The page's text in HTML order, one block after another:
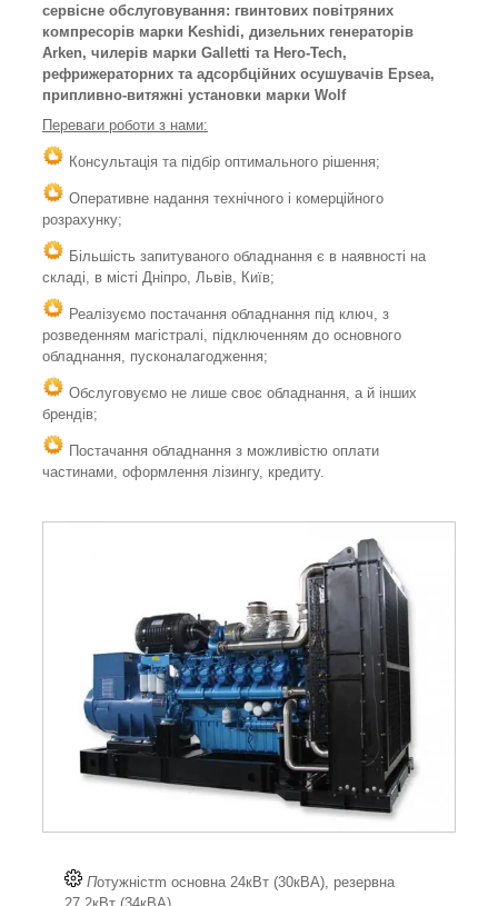
сервісне обслуговування: гвинтових повітряних
компресорів марки Keshidi, дизельних генераторів
Arken, чилерів марки Galletti та Hero-Tech,
рефрижераторних та адсорбційних осушувачів Epsea,
припливно-витяжні установки марки Wolf
Переваги роботи з нами:
Консультація та підбір оптимального рішення;
Оперативне надання технічного і комерційного
розрахунку;
Більшість запитуваного обладнання є в наявності на
складі, в місті Дніпро, Львів, Київ;
Реалізуємо постачання обладнання під ключ, з
розведенням магістралі, підключенням до основного
обладнання, пусконалагодження;
Обслуговуємо не лише своє обладнання, а й інших
брендів;
Постачання обладнання з можливістю оплати
частинами, оформлення лізингу, кредиту.
Потужністm основна 24кВт (30кВА), резервна